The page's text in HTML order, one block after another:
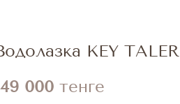
KEY TALER
000 тенге